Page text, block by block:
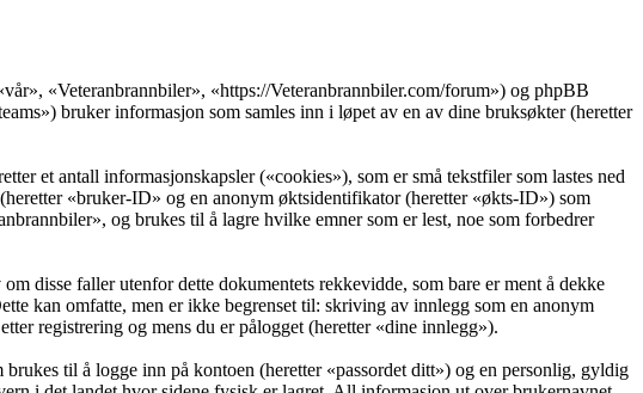
«Veteranbrannbiler», «https://Veteranbrannbiler.com/forum») og phpBB
bruker informasjon som samles inn i løpet av en av dine bruksøkter (heretter
et antall informasjonskapsler («cookies»), som er små tekstfiler som lastes ned
«bruker-ID» og en anonym øktsidentifikator (heretter «økts-ID») som
og brukes til å lagre hvilke emner som er lest, noe som forbedrer
disse faller utenfor dette dokumentets rekkevidde, som bare er ment å dekke
kan omfatte, men er ikke begrenset til: skriving av innlegg som en anonym
registrering og mens du er pålogget (heretter «dine innlegg»).
til å logge inn på kontoen (heretter «passordet ditt») og en personlig, gyldig